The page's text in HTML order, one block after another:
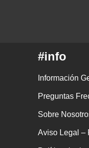
#info
Información
Preguntas
Sobre
Aviso Legal –